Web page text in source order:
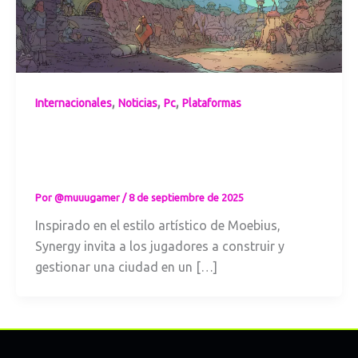
Internacionales, Noticias, Pc, Plataformas
Por@muuugamer/8 de septiembre de 2025
Inspirado en el estilo artístico de Moebius,
Synergy invita a los jugadores a construir y
gestionar una ciudad en un […]